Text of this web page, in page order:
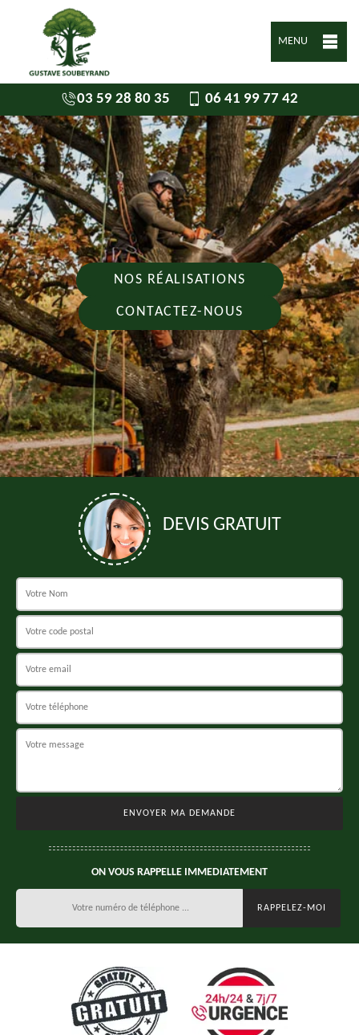
MENU
03 59 28 80 35 06 41 99 77 42
NOS RÉALISATIONS
CONTACTEZ-NOUS
DEVIS GRATUIT
ON VOUS RAPPELLE IMMEDIATEMENT